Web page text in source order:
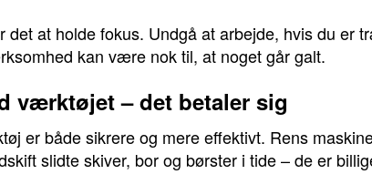
det at holde fokus. Undgå at arbejde, hvis du er
kan være nok til, at noget går galt.
værktøjet – det betaler sig
er både sikrere og mere effektivt. Rens
slidte skiver, bor og børster i tide – de er